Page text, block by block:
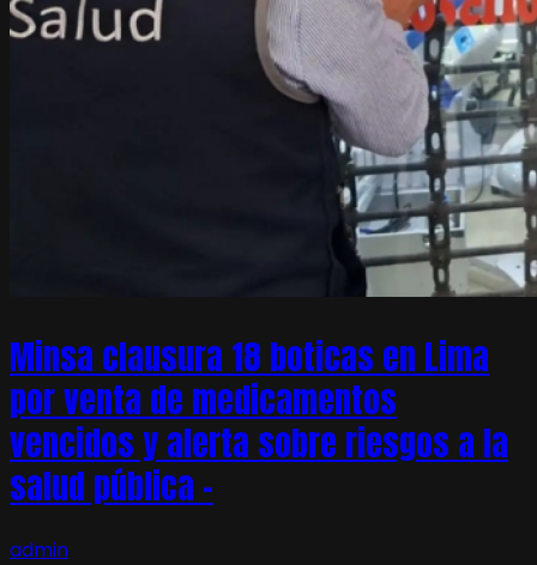
Minsa clausura 18 boticas en Lima
por venta de medicamentos
vencidos y alerta sobre riesgos a la
salud pública –
admin